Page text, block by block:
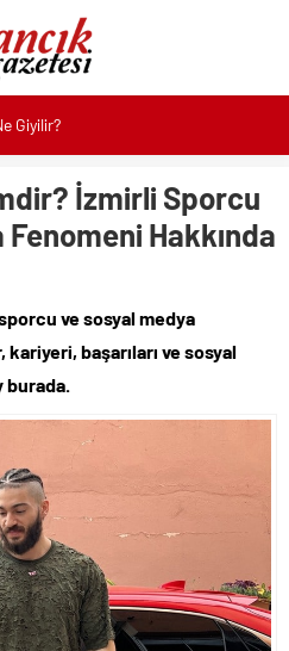
yakın takip
Genelinde Yol Bakım ve Onarım
Yeni Model Ele Alındı
Kalbi Osmangazi’de Attı
Didim Güzelleşiyor
Günleri Nostalji Dolu
Yatırımlarından Her Gün
3 Mükemmel Yer
Köpek Sahiplenecekler İçin Uygun
Giyilir?
İzmirli Sporcu
Hakkında
ve sosyal medya
başarıları ve sosyal
burada.